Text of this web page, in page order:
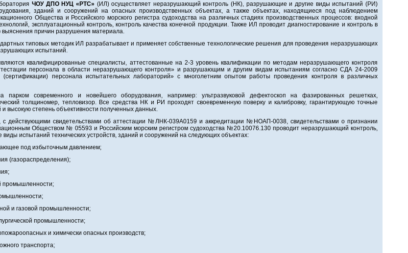
ЧОУ ДПО НУЦ «РТС» (ИЛ) осуществляет неразрушающий контроль (НК), разрушающие и другие виды испытаний (РИ)
зданий и сооружений на опасных производственных объектах, а также объектах, находящиеся под наблюдением
Общества и Российского морского регистра судоходства на различных стадиях производственных процессов: входной
эксплуатационный контроль, контроль качества конечной продукции. Также ИЛ проводит диагностирование и контроль в
выяснения причин разрушения материала.
типовых методик ИЛ разрабатывает и применяет собственные технологические решения для проведения неразрушающих
испытаний.
квалифицированные специалисты, аттестованные на 2-3 уровень квалификации по методам неразрушающего контроля
персонала в области неразрушающего контроля» и разрушающим и другим видам испытаниям согласно СДА 24-2009
(сертификации) персонала испытательных лабораторий» с многолетним опытом работы проведения контроля в различных
парком современного и новейшего оборудования, например: ультразвуковой дефектоскоп на фазированных решетках,
толщиномер, тепловизор. Все средства НК и РИ проходят своевременную поверку и калибровку, гарантирующую точные
высокую степень объективности полученных данных.
действующими свидетельствами об аттестации №ЛНК-039A0159 и аккредитации №НОАП-0038, свидетельствами о признании
Обществом № 05593 и Российским морским регистром судоходства №20.10076.130 проводит неразрушающий контроль,
испытаний технических устройств, зданий и сооружений на следующих объектах:
под избыточным давлением;
(газораспределения);
промышленности;
и газовой промышленности;
промышленности;
и химически опасных производств;
транспорта;